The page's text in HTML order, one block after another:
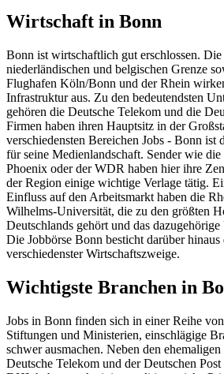
Wirtschaft in Bonn
Bonn ist wirtschaftlich gut erschlossen.
niederländischen und belgischen Grenze
Flughafen Köln/Bonn und der Rhein
Infrastruktur aus. Zu den bedeutendsten
gehören die Deutsche Telekom und die
Firmen haben ihren Hauptsitz in der
verschiedensten Bereichen Jobs - Bonn ist
für seine Medienlandschaft. Sender wie die
Phoenix oder der WDR haben hier ihre
der Region einige wichtige Verlage tätig.
Einfluss auf den Arbeitsmarkt haben die
Wilhelms-Universität, die zu den größten
Deutschlands gehört und das
Die Jobbörse Bonn besticht darüber
verschiedenster Wirtschaftszweige.
Wichtigste Branchen in
Jobs in Bonn finden sich in einer Reihe
Stiftungen und Ministerien, einschlägige
schwer ausmachen. Neben den ehemaligen
Deutsche Telekom und der Deutschen